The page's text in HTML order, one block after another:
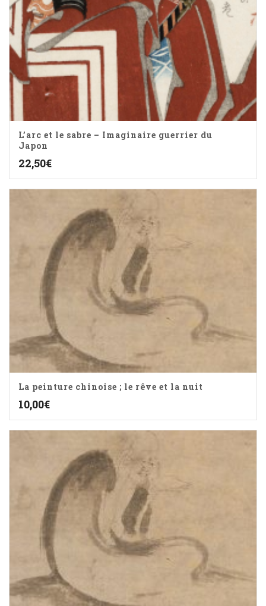
L’arc et le sabre – Imaginaire guerrier du
Japon
22,50€
La peinture chinoise ; le rêve et la nuit
10,00€